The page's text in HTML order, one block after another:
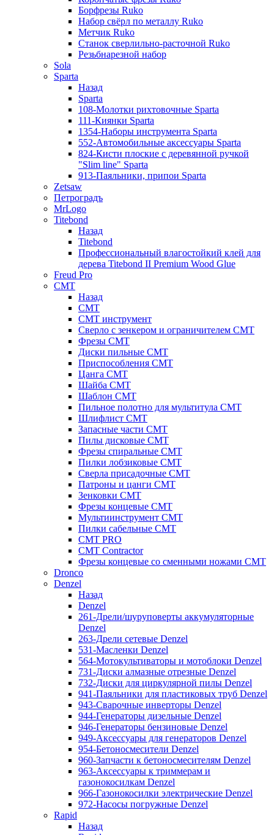
Борфрезы Ruko
Набор свёрл по металлу Ruko
Метчик Ruko
Станок сверлильно-расточной Ruko
Резьбнарезной набор
Sola
Sparta
Назад
Sparta
108-Молотки рихтовочные Sparta
111-Киянки Sparta
1354-Наборы инструмента Sparta
552-Автомобильные аксессуары Sparta
824-Кисти плоские с деревянной ручкой
"Slim line" Sparta
913-Паяльники, припои Sparta
Zetsaw
Петроградъ
MrLogo
Titebond
Назад
Titebond
Профессиональный влагостойкий клей для
дерева Titebond II Premium Wood Glue
Freud Pro
CMT
Назад
CMT
CMT инструмент
Сверло с зенкером и ограничителем CMT
Фрезы CMT
Диски пильные CMT
Приспособления СМТ
Цанга CMT
Шайба CMT
Шаблон CMT
Пильное полотно для мультитула CMT
Шлифлист CMT
Запасные части CMT
Пилы дисковые CMT
Фрезы спиральные CMT
Пилки лобзиковые СМТ
Сверла присадочные СМТ
Патроны и цанги CMT
Зенковки СМТ
Фрезы концевые CMT
Мультиинструмент СМТ
Пилки сабельные СМТ
CMT PRO
CMT Contractor
Фрезы концевые со сменными ножами CMT
Dronco
Denzel
Назад
Denzel
261-Дрели/шуруповерты аккумуляторные
Denzel
263-Дрели сетевые Denzel
531-Масленки Denzel
564-Мотокультиваторы и мотоблоки Denzel
731-Диски алмазные отрезные Denzel
732-Диски для циркулярной пилы Denzel
941-Паяльники для пластиковых труб Denzel
943-Сварочные инверторы Denzel
944-Генераторы дизельные Denzel
946-Генераторы бензиновые Denzel
949-Аксессуары для генераторов Denzel
954-Бетоносмесители Denzel
960-Запчасти к бетоносмесителям Denzel
963-Аксессуары к триммерам и
газонокосилкам Denzel
966-Газонокосилки электрические Denzel
972-Насосы погружные Denzel
Rapid
Назад